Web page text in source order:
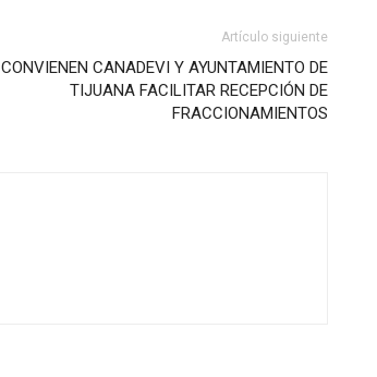
Artículo siguiente
CONVIENEN CANADEVI Y AYUNTAMIENTO DE
TIJUANA FACILITAR RECEPCIÓN DE
FRACCIONAMIENTOS